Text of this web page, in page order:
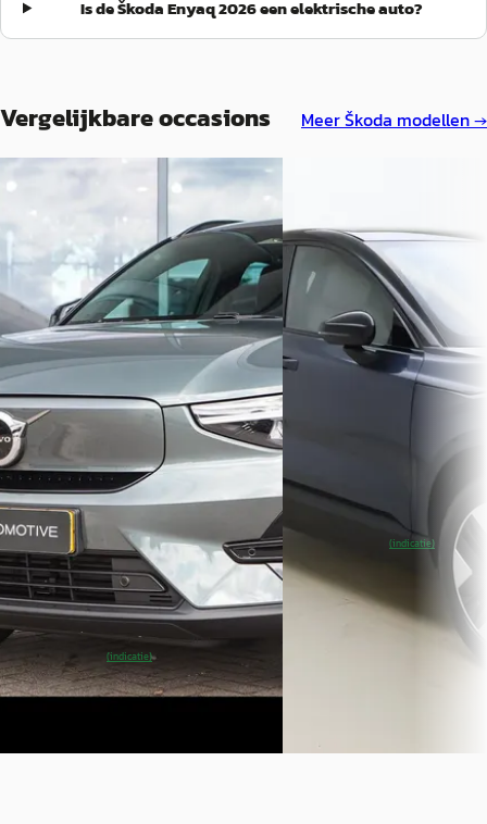
dienstverlening - en nog meer met de nieuwe Skoda die mijn
verwachtingen ruimschoots heeft overtroffen.”
Is de Škoda Enyaq 2026 een elektrische auto?
Vergelijkbare occasions MeerŠkoda modellen →
Nieuw binnen
EV
Volvo EX40 ·2026
Single Motor Extended Range Plus
Europa 82 kWh
€ 51.730
v.a. € 1.097/mnd
Marktconform
2026 · 1.510 km · Elektrisch ·
Automaat
Hedin Automotive Volvo in Hillegom
· Hillegom 4,3(124)
Vandaag geplaatst
100 % SoH (indicatie)Bekijk
aanbieding →
P5 272PK Long Range
69 kWh H&K
€ 41.980
v.a. € 890/mnd
Van der Schaaf Volvo
Leeuwarden 4,4 140)
(indicatie)
Bekijk
aanbieding →